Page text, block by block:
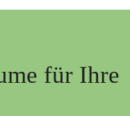
für Ihre